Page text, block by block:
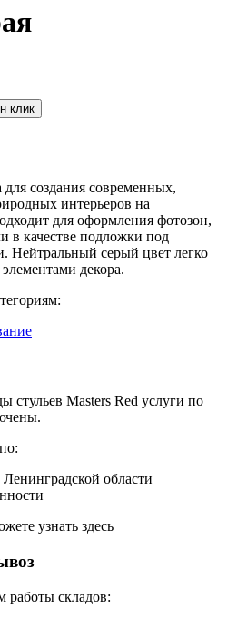
клик
создания современных,
интерьеров на
для оформления фотозон,
в качестве подложки под
Нейтральный серый цвет легко
декора.
стульев Masters Red услуги по
области
узнать здесь
работы складов: